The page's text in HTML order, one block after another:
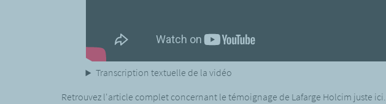
Transcription textuelle de la vidéo
Retrouvez l'article complet concernant le témoignage de Lafarge Holcim juste ici.